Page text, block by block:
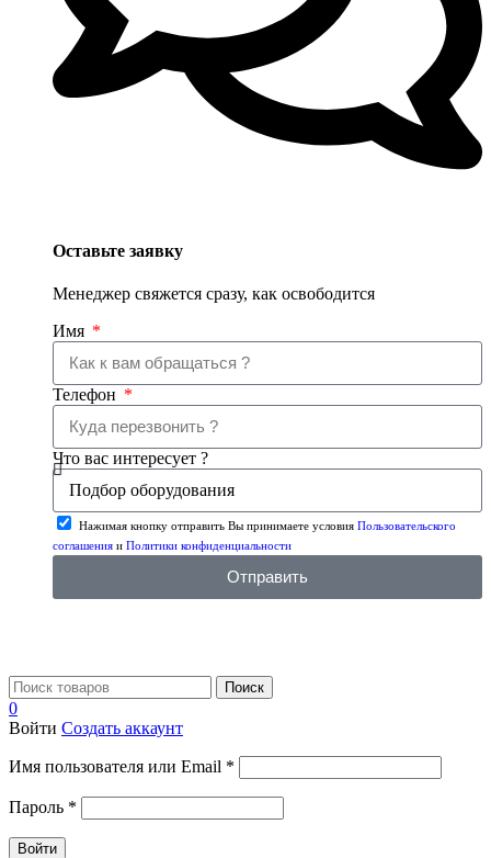
Оставьте заявку
Менеджер свяжется сразу, как освободится
Имя
Телефон
Что вас интересует ?
Нажимая кнопку отправить Вы принимаете условия Пользовательского
соглашения и Политики конфиденциальности
Отправить
Поиск
0
Войти Создать аккаунт
Имя пользователя или Email *
Пароль *
Войти